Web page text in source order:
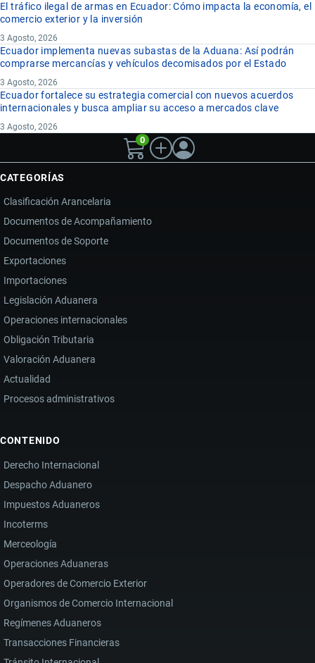
El tráfico ilegal de armas en Ecuador: Cómo impacta la economía, el
comercio exterior y la inversión
3 Agosto, 2026
Ecuador implementa nuevas subastas de la Aduana: Así podrán
comprarse mercancías y vehículos decomisados por el Estado
3 Agosto, 2026
Ecuador fortalece su estrategia comercial con nuevos acuerdos
internacionales y busca ampliar su acceso a mercados clave
3 Agosto, 2026
0
CATEGORÍAS
Clasificación Arancelaria
Documentos de Acompañamiento
Documentos de Soporte
Exportaciones
Importaciones
Legislación Aduanera
Operaciones internacionales
Obligación Tributaria
Valoración Aduanera
Actualidad
Procesos administrativos
CONTENIDO
Derecho Internacional
Despacho Aduanero
Impuestos Aduaneros
Incoterms
Merceología
Operaciones Aduaneras
Operadores de Comercio Exterior
Organismos de Comercio Internacional
Regímenes Aduaneros
Transacciones Financieras